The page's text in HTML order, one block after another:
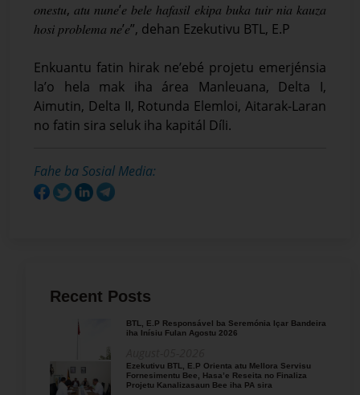
𝑜𝑛𝑒𝑠𝑡𝑢, 𝑎𝑡𝑢 𝑛𝑢𝑛𝑒’𝑒 𝑏𝑒𝑙𝑒 ℎ𝑎𝑓𝑎𝑠𝑖𝑙 𝑒𝑘𝑖𝑝𝑎 𝑏𝑢𝑘𝑎 𝑡𝑢𝑖𝑟 𝑛𝑖𝑎 𝑘𝑎𝑢𝑧𝑎
ℎ𝑜𝑠𝑖 𝑝𝑟𝑜𝑏𝑙𝑒𝑚𝑎 𝑛𝑒’𝑒”, dehan Ezekutivu BTL, E.P
Enkuantu fatin hirak ne’ebé projetu emerjénsia
la’o hela mak iha área Manleuana, Delta I,
Aimutin, Delta II, Rotunda Elemloi, Aitarak-Laran
no fatin sira seluk iha kapitál Díli.
Fahe ba Sosial Media:
Recent Posts
BTL, E.P Responsável ba Seremónia Içar Bandeira
iha Inísiu Fulan Agostu 2026
Ezekutivu BTL, E.P Orienta atu Mellora Servisu
Fornesimentu Bee, Hasa’e Reseita no Finaliza
Projetu Kanalizasaun Bee iha PA sira